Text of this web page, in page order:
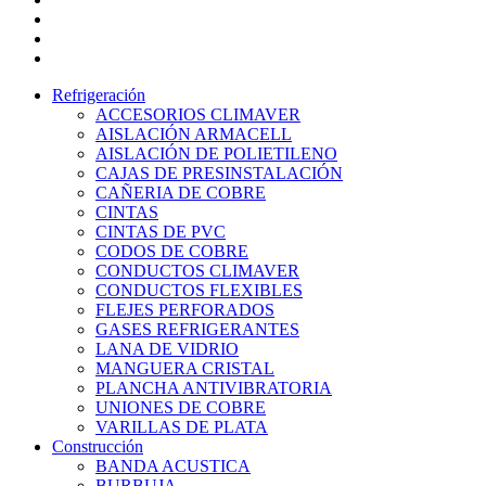
Close
Refrigeración
ACCESORIOS CLIMAVER
AISLACIÓN ARMACELL
AISLACIÓN DE POLIETILENO
CAJAS DE PRESINSTALACIÓN
CAÑERIA DE COBRE
CINTAS
CINTAS DE PVC
CODOS DE COBRE
CONDUCTOS CLIMAVER
CONDUCTOS FLEXIBLES
FLEJES PERFORADOS
GASES REFRIGERANTES
LANA DE VIDRIO
MANGUERA CRISTAL
PLANCHA ANTIVIBRATORIA
UNIONES DE COBRE
VARILLAS DE PLATA
Construcción
BANDA ACUSTICA